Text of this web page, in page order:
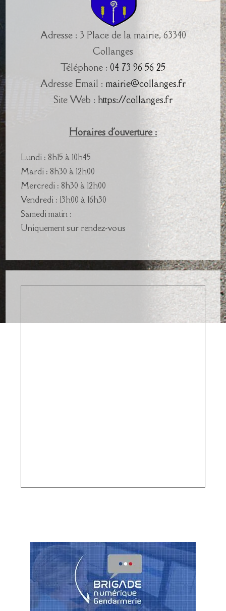
Adresse : 3 Place de la mairie, 63340
Collanges
Téléphone : 04 73 96 56 25
Adresse Email : mairie@collanges.fr
Site Web : https://collanges.fr
Horaires d'ouverture :
Lundi : 8h15 à 10h45
Mardi : 8h30 à 12h00
Mercredi : 8h30 à 12h00
Vendredi : 13h00 à 16h30
Samedi matin :
Uniquement sur rendez-vous